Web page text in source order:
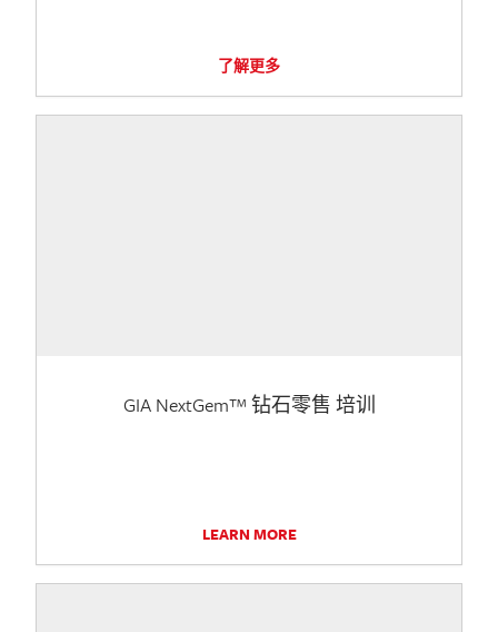
了解更多
GIA NextGem™ 钻石零售 培训
LEARN MORE